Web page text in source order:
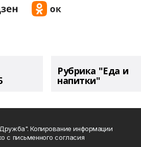
Рубрика "Еда и
напитки"
Копирование информации
с письменного согласия